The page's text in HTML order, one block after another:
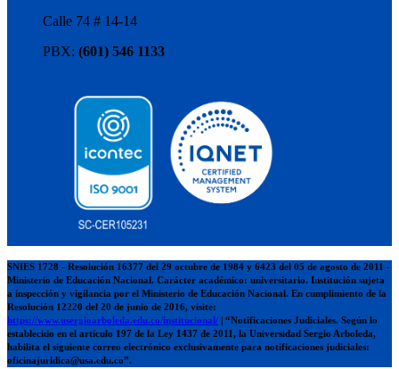
Calle 74 # 14-14
PBX: (601) 546 1133
SNIES 1728 - Resolución 16377 del 29 octubre de 1984 y 6423 del 05 de agosto de 2011 -
Ministerio de Educación Nacional. Carácter académico: universitario. Institución sujeta
a inspección y vigilancia por el Ministerio de Educación Nacional. En cumplimiento de la
Resolución 12220 del 20 de junio de 2016, visite:
https://www.usergioarboleda.edu.co/institucional/ | “Notificaciones Judiciales. Según lo
establecido en el artículo 197 de la Ley 1437 de 2011, la Universidad Sergio Arboleda,
habilita el siguiente correo electrónico exclusivamente para notificaciones judiciales:
oficinajuridica@usa.edu.co”.